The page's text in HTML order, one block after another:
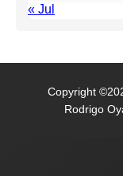
« Jul
Copyright
Rodrigo